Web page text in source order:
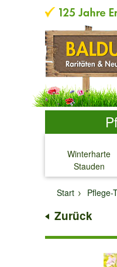
Winterharte
Stauden
↓
Start
Pflege-
Zurück